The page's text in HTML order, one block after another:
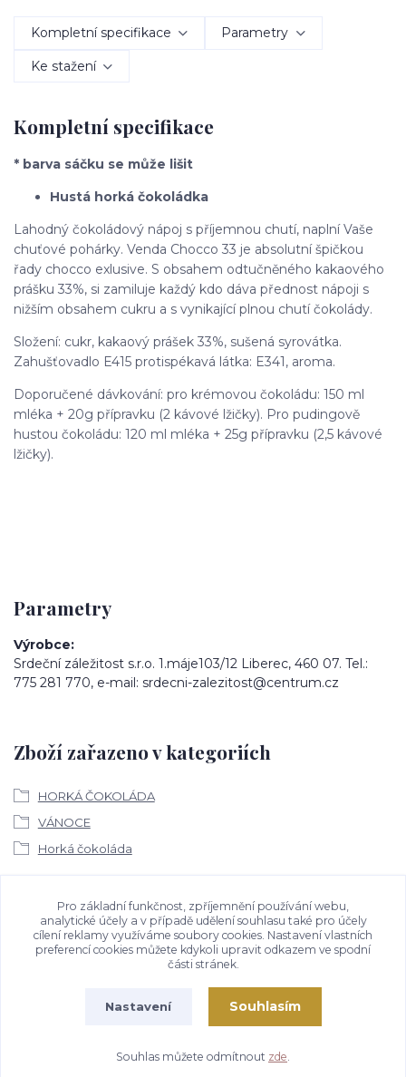
Kompletní specifikace Parametry
Ke stažení
Kompletní specifikace
* barva sáčku se může lišit
Hustá horká čokoládka
Lahodný čokoládový nápoj s příjemnou chutí, naplní Vaše
chuťové pohárky. Venda Chocco 33 je absolutní špičkou
řady chocco exlusive. S obsahem odtučněného kakaového
prášku 33%, si zamiluje každý kdo dáva přednost nápoji s
nižším obsahem cukru a s vynikající plnou chutí čokolády.
Složení: cukr, kakaový prášek 33%, sušená syrovátka.
Zahušťovadlo E415 protispékavá látka: E341, aroma.
Doporučené dávkování: pro krémovou čokoládu: 150 ml
mléka + 20g přípravku (2 kávové lžičky). Pro pudingově
hustou čokoládu: 120 ml mléka + 25g přípravku (2,5 kávové
lžičky).
Parametry
Výrobce
Srdeční záležitost s.r.o. 1.máje103/12 Liberec, 460 07. Tel.:
775 281 770, e-mail: srdecni-zalezitost@centrum.cz
Zboží zařazeno v kategoriích
HORKÁ ČOKOLÁDA
VÁNOCE
Horká čokoláda
Ke stažení
Bezpečností upozornění
Vytvořeno na Eshop-rychle.cz
Pro základní funkčnost, zpříjemnění používání webu,
analytické účely a v případě udělení souhlasu také pro účely
cílení reklamy využíváme soubory cookies. Nastavení vlastních
preferencí cookies můžete kdykoli upravit odkazem ve spodní
části stránek.
Nastavení Souhlasím
Souhlas můžete odmítnout zde